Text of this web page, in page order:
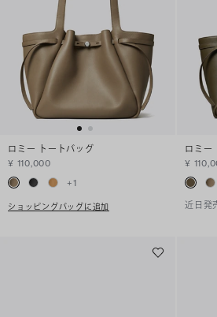
ロミー トートバッグ
¥ 110,000
+1
ショッピングバッグに追加
ロミー
¥
近日発